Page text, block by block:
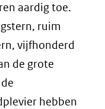
aardig toe.
ruim
vijfhonderd
de grote
hebben